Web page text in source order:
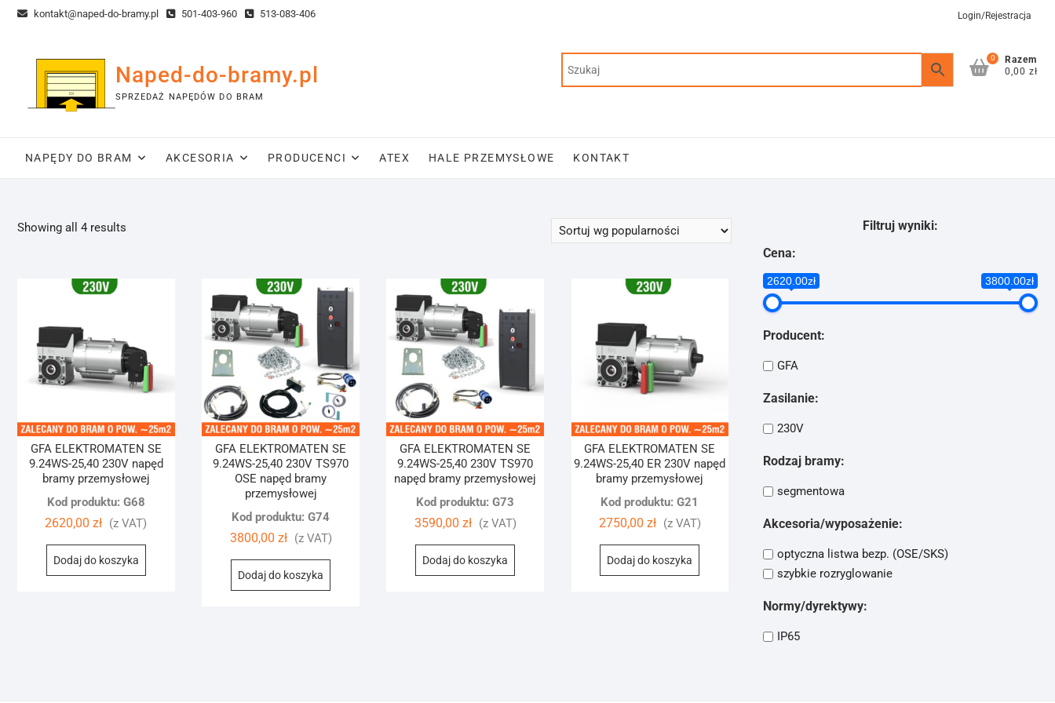
Skip
kontakt@naped-do-bramy.pl 501-403-960 513-083-406 Login/Rejestracja
Naped-do-bramy.pl
SPRZEDAŻ NAPĘDÓW DO BRAM
0
Razem
0,00 zł
NAPĘDY DO BRAM AKCESORIA PRODUCENCI ATEX HALE PRZEMYSŁOWE KONTAKT
Showing all 4 results
GFA ELEKTROMATEN SE
9.24WS-25,40 230V napęd
bramy przemysłowej
Kod produktu: G68
2620,00zł (z VAT)
Dodaj do koszyka
GFA ELEKTROMATEN SE
9.24WS-25,40 230V TS970
OSE napęd bramy
przemysłowej
Kod produktu: G74
3800,00 zł (z VAT)
Dodaj do koszyka
GFA ELEKTROMATEN SE
9.24WS-25,40 230V TS970
napęd bramy przemysłowej
Kod produktu: G73
3590,00 zł (z VAT)
Dodaj do koszyka
GFA ELEKTROMATEN SE
9.24WS-25,40 ER 230V napęd
bramy przemysłowej
Kod produktu: G21
2750,00 zł (z VAT)
Dodaj do koszyka
Filtruj wyniki:
Cena:
2620.00zł 3800.00zł
Producent:
GFA
Zasilanie:
230V
Rodzaj bramy:
segmentowa
Akcesoria/wyposażenie:
optyczna listwa bezp. (OSE/SKS)
szybkie rozryglowanie
Normy/dyrektywy:
IP65